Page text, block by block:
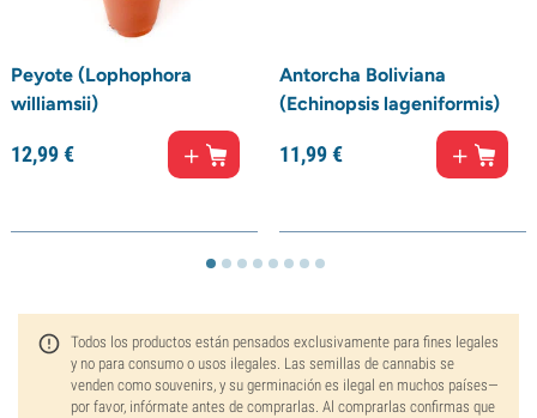
Peyote (Lophophora
williamsii)
12,99€
Antorcha Boliviana
(Echinopsis lageniformis)
11,99€
Todos los productos están pensados exclusivamente para fines legales
y no para consumo o usos ilegales. Las semillas de cannabis se
venden como souvenirs, y su germinación es ilegal en muchos países—
por favor, infórmate antes de comprarlas. Al comprarlas confirmas que